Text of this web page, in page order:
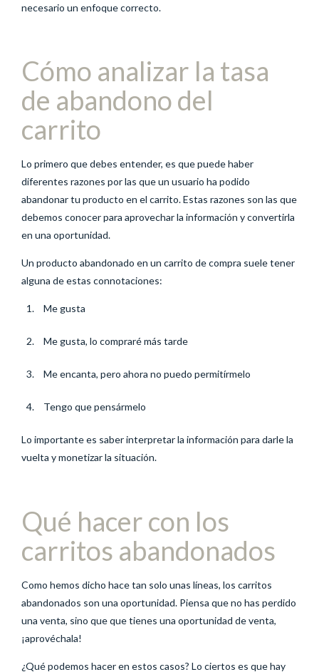
necesario un enfoque correcto.
Cómo analizar la tasa
de abandono del
carrito
Lo primero que debes entender, es que puede haber
diferentes razones por las que un usuario ha podido
abandonar tu producto en el carrito. Estas razones son las que
debemos conocer para aprovechar la información y convertirla
en una oportunidad.
Un producto abandonado en un carrito de compra suele tener
alguna de estas connotaciones:
Me gusta
Me gusta, lo compraré más tarde
Me encanta, pero ahora no puedo permitírmelo
Tengo que pensármelo
Lo importante es saber interpretar la información para darle la
vuelta y monetizar la situación.
Qué hacer con los
carritos abandonados
Como hemos dicho hace tan solo unas líneas, los carritos
abandonados son una oportunidad. Piensa que no has perdido
una venta, sino que que tienes una oportunidad de venta,
¡aprovéchala!
¿Qué podemos hacer en estos casos? Lo ciertos es que hay